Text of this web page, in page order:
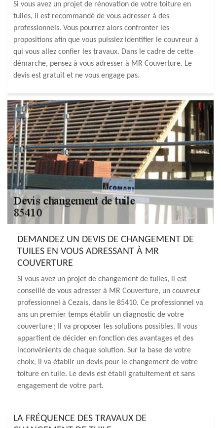
Si vous avez un projet de rénovation de votre toiture en
tuiles, il est recommandé de vous adresser à des
professionnels. Vous pourrez alors confronter les
propositions afin que vous puissiez identifier le couvreur à
qui vous allez confier les travaux. Dans le cadre de cette
démarche, pensez à vous adresser à MR Couverture. Le
devis est gratuit et ne vous engage pas.
DEMANDEZ UN DEVIS DE CHANGEMENT DE
TUILES EN VOUS ADRESSANT À MR
COUVERTURE
Si vous avez un projet de changement de tuiles, il est
conseillé de vous adresser à MR Couverture, un couvreur
professionnel à Cezais, dans le 85410. Ce professionnel va
ans un premier temps établir un diagnostic de votre
couverture ; Il va proposer les solutions possibles. Il vous
appartient de décider en fonction des avantages et des
inconvénients de chaque solution. Sur la base de votre
choix, il va établir un devis pour le changement de votre
toiture en tuile. Le devis est établi gratuitement et sans
engagement de votre part.
LA FRÉQUENCE DES TRAVAUX DE